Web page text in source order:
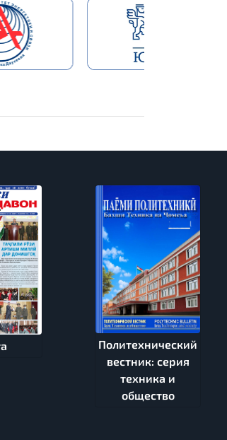
Политехнический
вестник: серия
техника и
общество